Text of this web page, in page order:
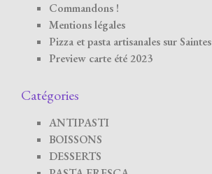
Commandons !
Mentions légales
Pizza et pasta artisanales sur Saintes
Preview carte été 2023
Catégories
ANTIPASTI
BOISSONS
DESSERTS